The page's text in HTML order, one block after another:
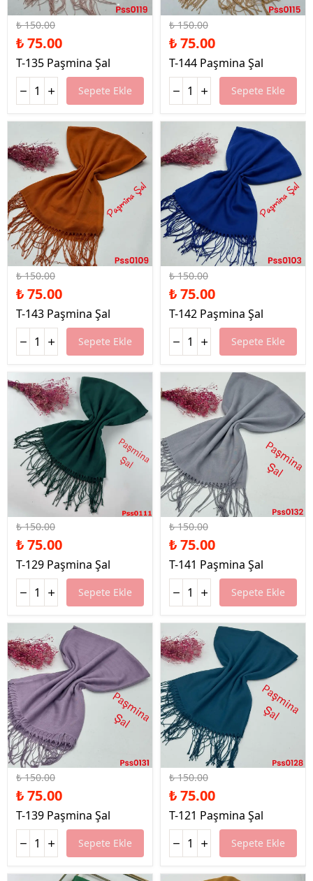
%50 İndirim
₺ 150.00
₺ 75.00
T-135 Paşmina Şal
Sepete Ekle
%50 İndirim
₺ 150.00
₺ 75.00
T-144 Paşmina Şal
Sepete Ekle
%50 İndirim
₺ 150.00
₺ 75.00
T-143 Paşmina Şal
Sepete Ekle
%50 İndirim
₺ 150.00
₺ 75.00
T-142 Paşmina Şal
Sepete Ekle
%50 İndirim
₺ 150.00
₺ 75.00
T-129 Paşmina Şal
Sepete Ekle
%50 İndirim
₺ 150.00
₺ 75.00
T-141 Paşmina Şal
Sepete Ekle
%50 İndirim
₺ 150.00
₺ 75.00
T-139 Paşmina Şal
Sepete Ekle
%50 İndirim
₺ 150.00
₺ 75.00
T-121 Paşmina Şal
Sepete Ekle